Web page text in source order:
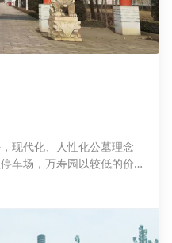
现代化、人性化公墓理念
车场，万寿园以较低的价